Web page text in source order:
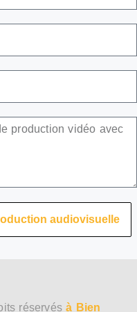
audiovisuelle
réservésà Bien